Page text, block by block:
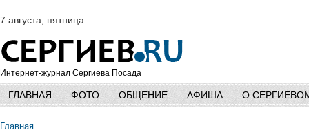
7 августа, пятница
Интернет-журнал Сергиева Посада
ГЛАВНАЯ ФОТО ОБЩЕНИЕ АФИША О
Главная